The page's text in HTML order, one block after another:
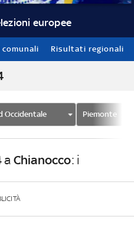
europee
Risultati regionali
Occidentale Piemonte
a Chianocco: i